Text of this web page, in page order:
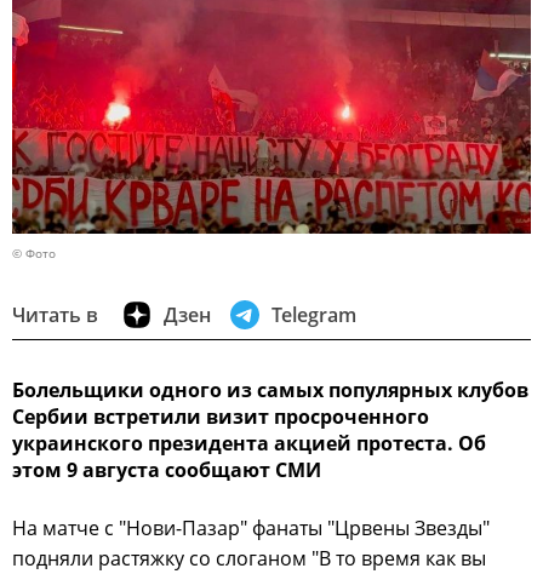
© Фото
Читать в Дзен Telegram
Болельщики одного из самых популярных клубов
Сербии встретили визит просроченного
украинского президента акцией протеста. Об
этом 9 августа сообщают СМИ
На матче с "Нови-Пазар" фанаты "Црвены Звезды"
подняли растяжку со слоганом "В то время как вы